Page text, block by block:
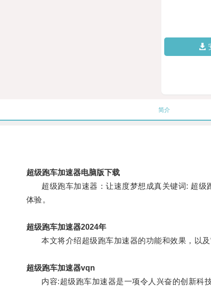
简介
超级跑车加速器电脑版下载
超级跑车加速器：让速度梦想成真关键词: 超级
体验。
超级跑车加速器2024年
本文将介绍超级跑车加速器的功能和效果，以及
超级跑车加速器vqn
内容:超级跑车加速器是一项令人兴奋的创新科技